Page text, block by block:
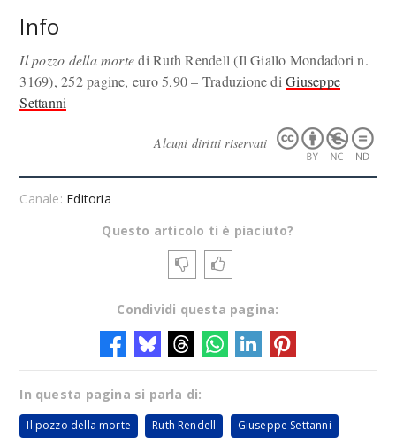
Info
Il pozzo della mortedi Ruth Rendell (Il Giallo Mondadori n.
3169), 252 pagine, euro 5,90 – Traduzione diGiuseppe
Settanni
Alcuni diritti riservati
Canale: Editoria
Questo articolo ti è piaciuto?
Condividi questa pagina:
In questa pagina si parla di:
Il pozzo della morte Ruth Rendell Giuseppe Settanni